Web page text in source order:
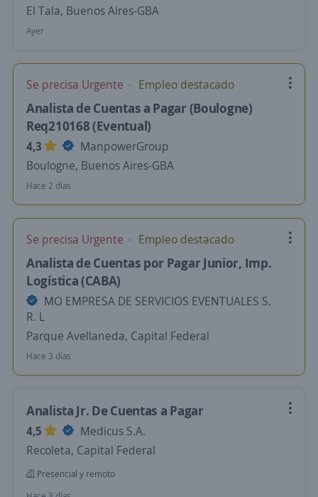
El Tala, Buenos Aires-GBA
Ayer
Se precisa Urgente Empleo destacado
Analista de Cuentas a Pagar (Boulogne)
Req210168 (Eventual)
4,3
ManpowerGroup
Boulogne, Buenos Aires-GBA
Hace 2 días
Se precisa Urgente Empleo destacado
Analista de Cuentas por Pagar Junior, Imp.
Logística (CABA)
MO EMPRESA DE SERVICIOS EVENTUALES S.
R. L
Parque Avellaneda, Capital Federal
Hace 3 días
Analista Jr. De Cuentas a Pagar
4,5
Medicus S.A.
Recoleta, Capital Federal
Presencial y remoto